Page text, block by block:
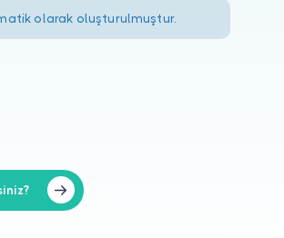
olarak oluşturulmuştur.